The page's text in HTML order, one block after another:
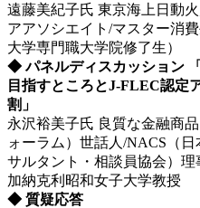
遠藤美紀子氏 東京海上日動
アアソシエイト/マスター消
大学専門職大学院修了生）
◆ パネルディスカッション
目指すところとJ-FLEC認定
割」
永沢裕美子氏 良質な金融商
ォーラム）世話人/NACS（
サルタント・相談員協会）理
加納克利昭和女子大学教授
◆ 質疑応答